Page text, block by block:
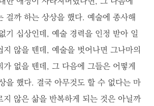
걸까 하는 상상을 했다. 예술에 종사해
기 십상인데, 예술 경력을 인정 받아 일
않을 텐데, 예술을 벗어나면 그나마의
가 없을 텐데, 그 다음에 그들은 어떻게
을 했다. 결국 아무것도 할 수 없다는 마
지 않은 삶을 반복하게 되는 것은 아닐까